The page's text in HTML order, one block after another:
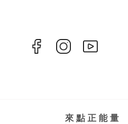
來點正能量